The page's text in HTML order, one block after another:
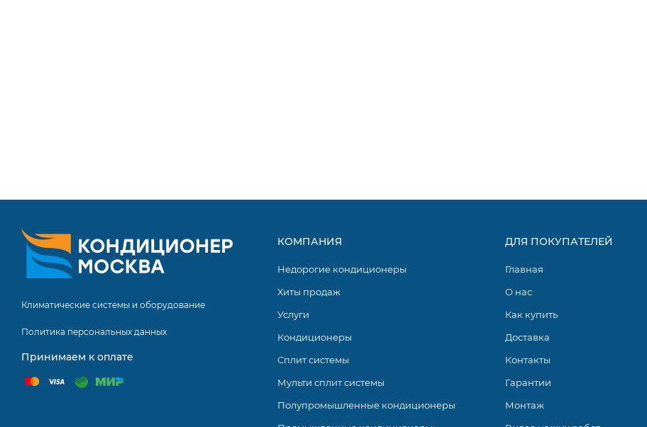
температурные условия в нескольких помещениях.
Климатические системы и оборудование
Политика персональных данных
Принимаем к оплате
КОМПАНИЯ
Недорогие кондиционеры
Хиты продаж
Услуги
Кондиционеры
Сплит системы
Мульти сплит системы
Полупромышленные кондиционеры
ДЛЯ ПОКУПАТЕЛЕЙ
Главная
О нас
Как купить
Доставка
Контакты
Гарантии
Монтаж